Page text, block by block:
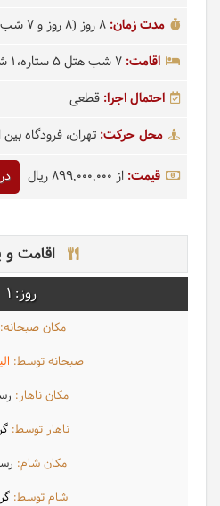
مدت زمان: 8 روز (8 روز و 7 شب)
اقامت: 7 شب هتل 5 ستاره
1 شب پرواز
احتمال اجرا: قطعی
محل حرکت: تهران، فرودگاه
قیمت: از 899,000,000 ریال
اقامت و
1